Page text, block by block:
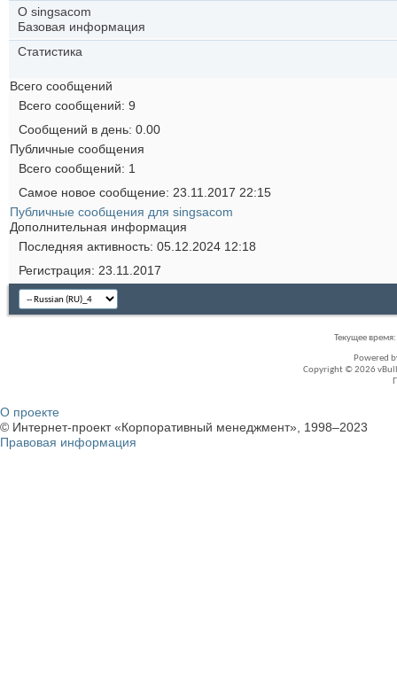
О singsacom
Базовая информация
Статистика
Всего сообщений
Всего сообщений 9
Сообщений в день 0.00
Публичные сообщения
Всего сообщений
1
Самое новое сообщение 23.11.2017 22:15
Публичные сообщения для singsacom
Дополнительная информация
Последняя активность 05.12.2024 12:18
Регистрация
23.11.2017
Текущее время:
Powered
Copyright © 2026
О проекте
© Интернет-проект «Корпоративный менеджмент», 1998–2023
Правовая информация